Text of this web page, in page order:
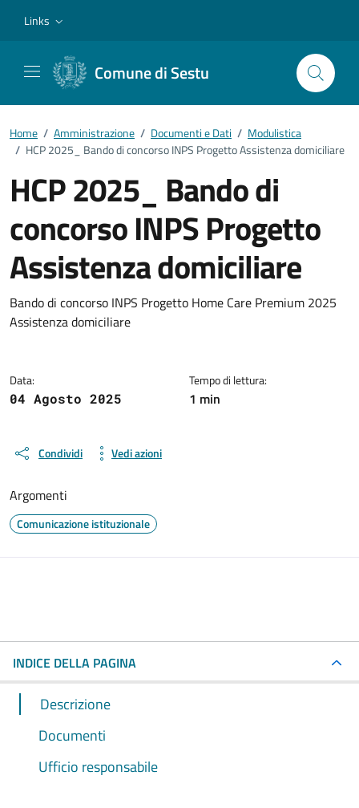
Links
Comune di Sestu
Home / Amministrazione / Documenti e Dati / Modulistica
/ HCP 2025_ Bando di concorso INPS Progetto Assistenza domiciliare
HCP 2025_ Bando di
concorso INPS Progetto
Assistenza domiciliare
Dettagli del documento
Bando di concorso INPS Progetto Home Care Premium 2025
Assistenza domiciliare
Data:
04 Agosto 2025
Tempo di lettura:
1 min
Condividi Vedi azioni
Argomenti
Comunicazione istituzionale
INDICE DELLA PAGINA
Descrizione
Documenti
Ufficio responsabile